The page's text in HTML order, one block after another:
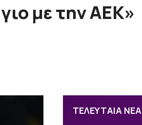
με την ΑΕΚ»
ΤΕΛΕΥΤΑΙΑ ΝΕΑ